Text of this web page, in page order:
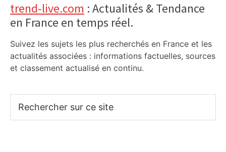
Primary
Sidebar
trend-live.com : Actualités & Tendance
en France en temps réel.
Suivez les sujets les plus recherchés en France et les
actualités associées : informations factuelles, sources
et classement actualisé en continu.
sur